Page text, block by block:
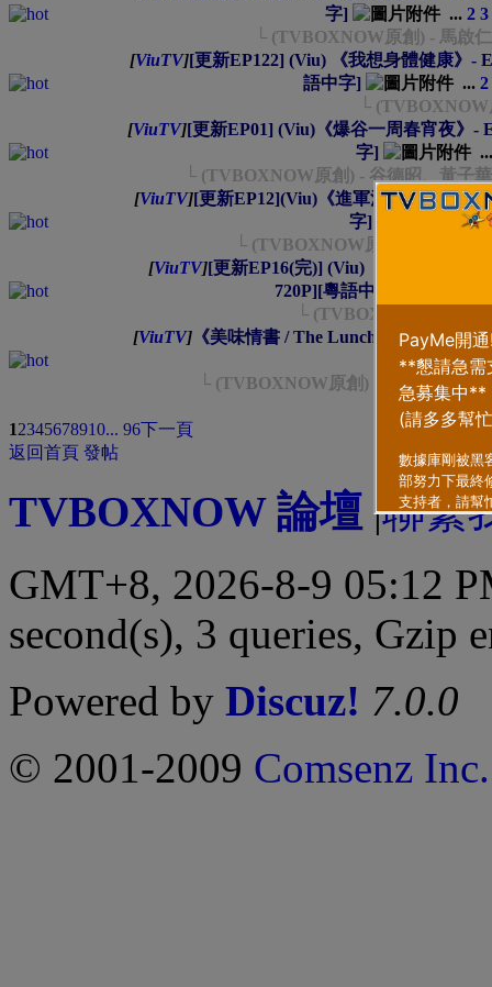
字]
... 2 3
└ (TVBOXNOW原創) - 馬啟
[ViuTV][更新EP122] (Viu) 《我想身體健康》-
語中字]
... 2
└ (TVBOXNOW
[ViuTV][更新EP01] (Viu)《爆谷一周春宵夜》-
字]
└ (TVBOXNOW原創) - 谷德昭、黃子
[ViuTV][更新EP12](Viu)《進軍決賽周》-
字]
...
└ (TVBOXNOW原創) - Hailey (
[ViuTV][更新EP16(完)] (Viu) 《一路向西伯
720P][粵語中字]
└ (TVBOXNOW原創) -
[ViuTV]《美味情書 / The Lunchbox》 2013
...
└ (TVBOXNOW原創) - 伊凡·卡漢 納
類型 排序方
12345678910... 96下一頁
返回首頁 發帖
TVBOXNOW 論壇 |聯繫
GMT+8, 2026-8-9 05:12
second(s), 3 queries, Gzip
Powered by Discuz! 7.0.0
© 2001-2009 Comsenz Inc.